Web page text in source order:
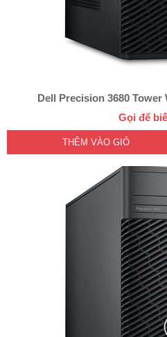
Dell Precision 3680 Tower
Gọi để